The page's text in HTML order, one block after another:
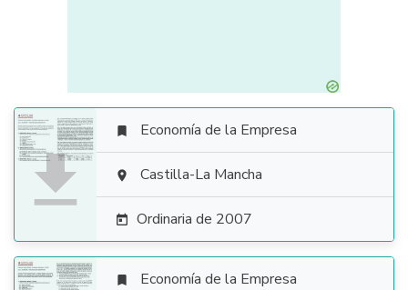

 Economía de la Empresa
 Castilla-La Mancha
 Ordinaria de 2007
 Economía de la Empresa